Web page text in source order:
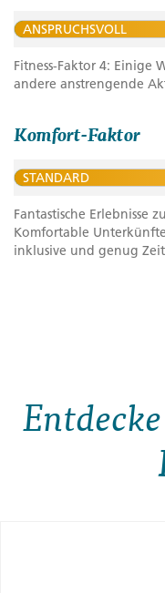
ANSPRUCHSVOLL
Fitness-Faktor 4: Einige
andere anstrengende
Komfort-Faktor
STANDARD
Fantastische Erlebnisse
Komfortable
inklusive und genug